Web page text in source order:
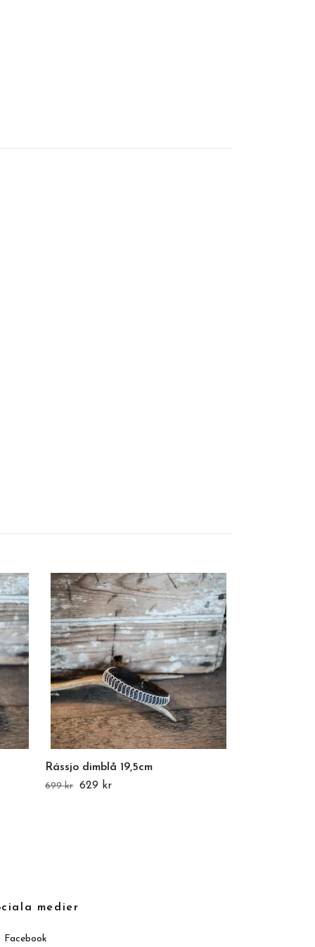
Rássjo dimblå 19,5cm
699 kr 629 kr
medier
Facebook